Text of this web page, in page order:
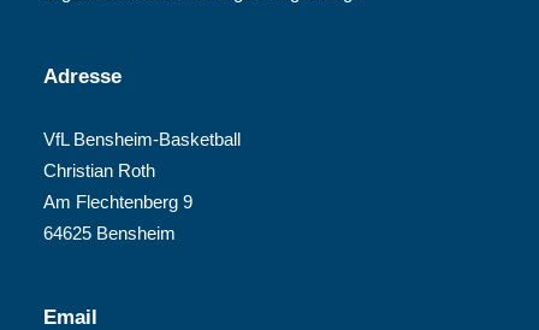
Adresse
VfL Bensheim-Basketball
Christian Roth
Am Flechtenberg 9
64625 Bensheim
Email